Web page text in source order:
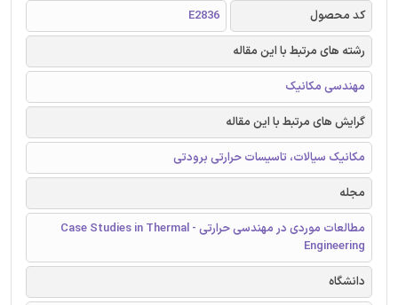
کد محصول
E2836
رشته های مرتبط با این مقاله
مهندسی مکانیک
گرایش های مرتبط با این مقاله
مکانیک سیالات، تاسیسات حرارتی برودتی
مجله
مطالعات موردی در مهندسی حرارتی - Case Studies in Thermal
Engineering
دانشگاه